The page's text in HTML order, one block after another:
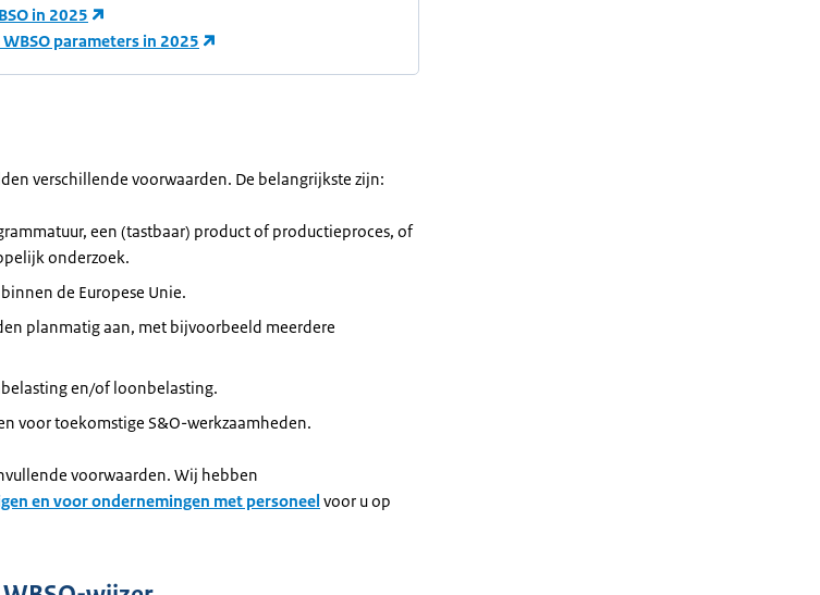
in 2025
parameters in 2025
verschillende voorwaarden. De belangrijkste zijn:
een (tastbaar) product of productieproces, of
onderzoek.
de Europese Unie.
planmatig aan, met bijvoorbeeld meerdere
en/of loonbelasting.
voor toekomstige S&O-werkzaamheden.
voorwaarden. Wij hebben
en voor ondernemingen met personeel voor u op